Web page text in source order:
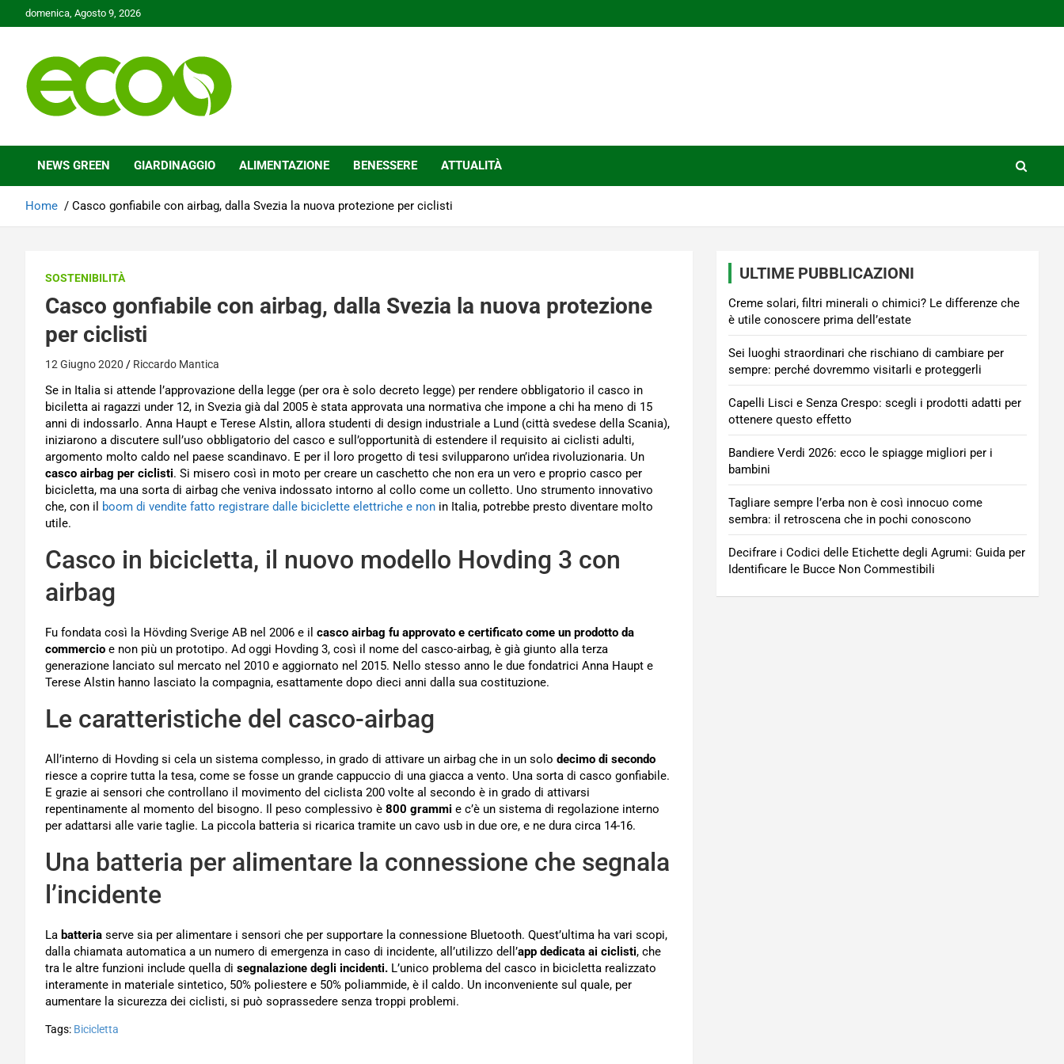
to
domenica, Agosto 9, 2026
Ecoo.it
NEWS GREEN GIARDINAGGIO ALIMENTAZIONE BENESSERE ATTUALITÀ
Home Casco gonfiabile con airbag, dalla Svezia la nuova protezione per ciclisti
SOSTENIBILITÀ
Casco gonfiabile con airbag, dalla Svezia la nuova protezione
per ciclisti
12 Giugno 2020 Riccardo Mantica
Se in Italia si attende l’approvazione della legge (per ora è solo decreto legge) per rendere obbligatorio il casco in
biciletta ai ragazzi under 12, in Svezia già dal 2005 è stata approvata una normativa che impone a chi ha meno di 15
anni di indossarlo. Anna Haupt e Terese Alstin, allora studenti di design industriale a Lund (città svedese della Scania),
iniziarono a discutere sull’uso obbligatorio del casco e sull’opportunità di estendere il requisito ai ciclisti adulti,
argomento molto caldo nel paese scandinavo. E per il loro progetto di tesi svilupparono un’idea rivoluzionaria. Un
casco airbag per ciclisti. Si misero così in moto per creare un caschetto che non era un vero e proprio casco per
bicicletta, ma una sorta di airbag che veniva indossato intorno al collo come un colletto. Uno strumento innovativo
che, con il
boom di vendite fatto registrare dalle biciclette elettriche e non in Italia, potrebbe presto diventare molto
utile.
Casco in bicicletta, il nuovo modello Hovding 3 con
airbag
Fu fondata così la Hövding Sverige AB nel 2006 e il casco airbag fu approvato e certificato come un prodotto da
commercio e non più un prototipo. Ad oggi Hovding 3, così il nome del casco-airbag, è già giunto alla terza
generazione lanciato sul mercato nel 2010 e aggiornato nel 2015. Nello stesso anno le due fondatrici Anna Haupt e
Terese Alstin hanno lasciato la compagnia, esattamente dopo dieci anni dalla sua costituzione.
Le caratteristiche del casco-airbag
All’interno di Hovding si cela un sistema complesso, in grado di attivare un airbag che in un solo decimo di secondo
riesce a coprire tutta la tesa, come se fosse un grande cappuccio di una giacca a vento. Una sorta di casco gonfiabile.
E grazie ai sensori che controllano il movimento del ciclista 200 volte al secondo è in grado di attivarsi
repentinamente al momento del bisogno. Il peso complessivo è 800 grammi e c’è un sistema di regolazione interno
per adattarsi alle varie taglie. La piccola batteria si ricarica tramite un cavo usb in due ore, e ne dura circa 14-16.
Una batteria per alimentare la connessione che segnala
l’incidente
La batteria serve sia per alimentare i sensori che per supportare la connessione Bluetooth. Quest’ultima ha vari scopi,
dalla chiamata automatica a un numero di emergenza in caso di incidente, all’utilizzo dell’app dedicata ai ciclisti, che
tra le altre funzioni include quella di segnalazione degli incidenti. L’unico problema del casco in bicicletta realizzato
interamente in materiale sintetico, 50% poliestere e 50% poliammide, è il caldo. Un inconveniente sul quale, per
aumentare la sicurezza dei ciclisti, si può soprassedere senza troppi problemi.
Tags: Bicicletta
ULTIME PUBBLICAZIONI
Creme solari, filtri minerali o chimici? Le differenze che
è utile conoscere prima dell’estate
Sei luoghi straordinari che rischiano di cambiare per
sempre: perché dovremmo visitarli e proteggerli
Capelli Lisci e Senza Crespo: scegli i prodotti adatti per
ottenere questo effetto
Bandiere Verdi 2026: ecco le spiagge migliori per i
bambini
Tagliare sempre l’erba non è così innocuo come
sembra: il retroscena che in pochi conoscono
Decifrare i Codici delle Etichette degli Agrumi: Guida per
Identificare le Bucce Non Commestibili